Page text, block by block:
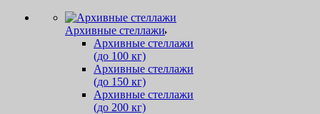
Архивные стеллажи
Архивные стеллажи
(до 100 кг)
Архивные стеллажи
(до 150 кг)
Архивные стеллажи
(до 200 кг)